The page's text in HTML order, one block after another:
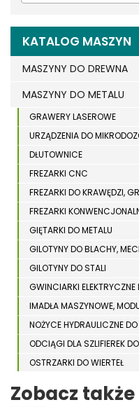
KATALOG MASZYN
MASZYNY DO DREWNA
MASZYNY DO METALU
GRAWERY LASEROWE
URZĄDZENIA DO
DŁUTOWNICE
FREZARKI CNC
FREZARKI DO KRAWĘDZI,
FREZARKI
GIĘTARKI DO METALU
GILOTYNY DO BLACHY,
GILOTYNY DO STALI
GWINCIARKI ELEKTRYCZNE
IMADŁA MASZYNOWE,
NOŻYCE HYDRAULICZNE DO
ODCIĄGI DLA SZLIFIEREK
OSTRZARKI DO WIERTEŁ
PIŁY TAŚMOWE DO METALU
Zobacz także